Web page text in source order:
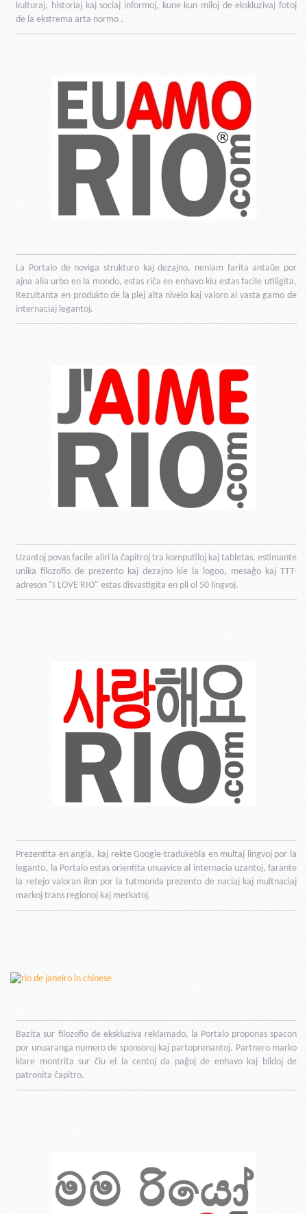
kulturaj, historiaj kaj sociaj informoj, kune kun miloj de ekskluzivaj fotoj
de la ekstrema arta normo .
La Portalo de noviga strukturo kaj dezajno, neniam farita antaŭe por
ajna alia urbo en la mondo, estas riĉa en enhavo kiu estas facile utiligita,
Rezultanta en produkto de la plej alta nivelo kaj valoro al vasta gamo de
internaciaj legantoj.
Uzantoj povas facile aliri la ĉapitroj tra komputiloj kaj tabletas, estimante
unika filozofio de prezento kaj dezajno kie la logoo, mesaĝo kaj TTT-
adreson "I LOVE RIO" estas disvastigita en pli ol 50 lingvoj.
Prezentita en angla, kaj rekte Google-tradukebla en multaj lingvoj por la
leganto, la Portalo estas orientita unuavice al internacia uzantoj, farante
la retejo valoran ilon por la tutmonda prezento de naciaj kaj multnaciaj
markoj trans regionoj kaj merkatoj.
Bazita sur filozofio de ekskluziva reklamado, la Portalo proponas spacon
por unuaranga numero de sponsoroj kaj partoprenantoj. Partnero marko
klare montrita sur ĉiu el la centoj da paĝoj de enhavo kaj bildoj de
patronita ĉapitro.